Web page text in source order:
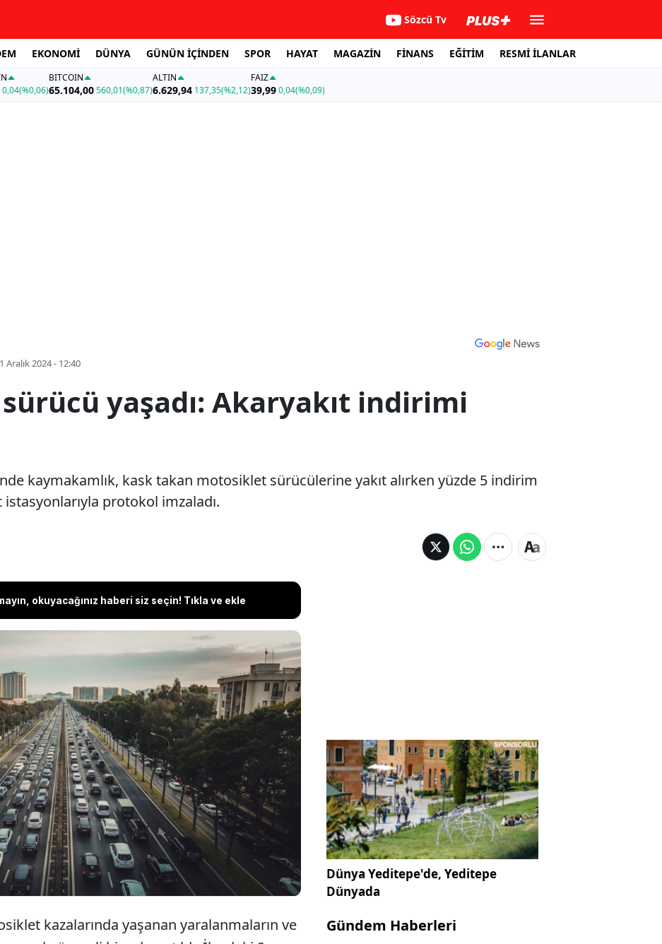
Sözcü Tv
EKONOMİ DÜNYA GÜNÜN İÇİNDEN SPOR HAYAT MAGAZİN FİNANS EĞİTİM RESMİ İLANLAR
0,04(%0,06)
BITCOIN
65.104,00560,01(%0,87)
ALTIN
6.629,94 137,35(%2,12)
FAİZ
39,990,04(%0,09)
Aralık 2024 - 12:40
yaşadı: Akaryakıt indirimi
kaymakamlık, kask takan motosiklet sürücülerine yakıt alırken yüzde 5 indirim
protokol imzaladı.
okuyacağınız haberi siz seçin! Tıkla ve ekle
İslahiye ilçesinde kaymakamlık, kask takan
sürücülerine yakıt alırken yüzde 5 indirim
için akaryakıt istasyonlarıyla protokol
kazalarında yaşanan yaralanmaların ve
Dünya Yeditepe'de, Yeditepe
Dünyada
Gündem Haberleri